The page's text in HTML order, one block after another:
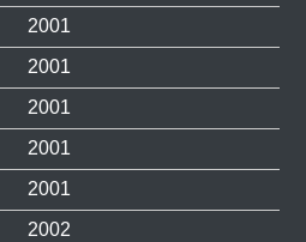
2001
2001
2001
2001
2001
2002